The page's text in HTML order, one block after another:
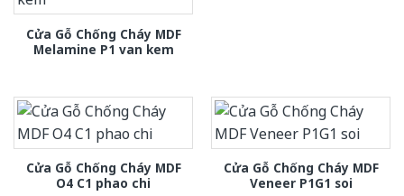
Cửa Gỗ Chống Cháy MDF
Melamine P1 van kem
Cửa Gỗ Chống Cháy MDF
O4 C1 phao chi
Cửa Gỗ Chống Cháy MDF
Veneer P1G1 soi